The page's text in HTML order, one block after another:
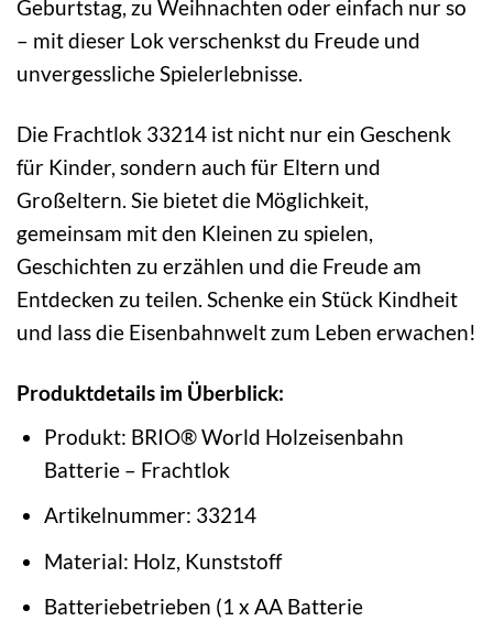
Geburtstag, zu Weihnachten oder einfach nur so
– mit dieser Lok verschenkst du Freude und
unvergessliche Spielerlebnisse.
Die Frachtlok 33214 ist nicht nur ein Geschenk
für Kinder, sondern auch für Eltern und
Großeltern. Sie bietet die Möglichkeit,
gemeinsam mit den Kleinen zu spielen,
Geschichten zu erzählen und die Freude am
Entdecken zu teilen. Schenke ein Stück Kindheit
und lass die Eisenbahnwelt zum Leben erwachen!
Produktdetails im Überblick:
Produkt: BRIO® World Holzeisenbahn
Batterie – Frachtlok
Artikelnummer: 33214
Material: Holz, Kunststoff
Batteriebetrieben (1 x AA Batterie